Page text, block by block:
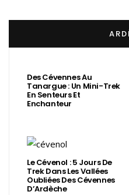
Des Cévennes Au
Tanargue : Un Mini-Trek
En Senteurs Et
Enchanteur
Le Cévenol : 5 Jours De
Trek Dans Les Vallées
Oubliées Des Cévennes
D’Ardèche